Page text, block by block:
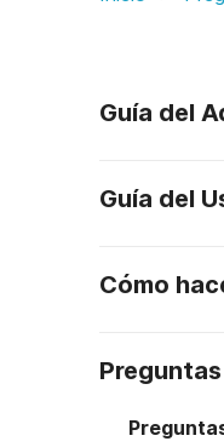
Guía del
Guía del
Cómo